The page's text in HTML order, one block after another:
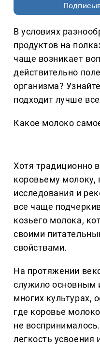
В условиях
продуктов на
чаще возникает
действительно
организма?
подходит лучше
Какое молоко
Хотя традиционно
коровьему молоку,
исследования и
все чаще
козьего молока,
своими
свойствами.
На протяжении
служило основным
многих культурах,
где коровье
не
легкость усвоения